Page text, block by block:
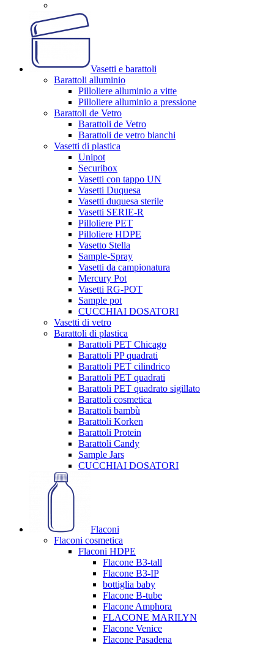
Vasetti e barattoli
Barattoli alluminio
Pilloliere alluminio a vitte
Pilloliere alluminio a pressione
Barattoli de Vetro
Barattoli de Vetro
Barattoli de vetro bianchi
Vasetti di plastica
Unipot
Securibox
Vasetti con tappo UN
Vasetti Duquesa
Vasetti duquesa sterile
Vasetti SERIE-R
Pilloliere PET
Pilloliere HDPE
Vasetto Stella
Sample-Spray
Vasetti da campionatura
Mercury Pot
Vasetti RG-POT
Sample pot
CUCCHIAI DOSATORI
Vasetti di vetro
Barattoli di plastica
Barattoli PET Chicago
Barattoli PP quadrati
Barattoli PET cilindrico
Barattoli PET quadrati
Barattoli PET quadrato sigillato
Barattoli cosmetica
Barattoli bambù
Barattoli Korken
Barattoli Protein
Barattoli Candy
Sample Jars
CUCCHIAI DOSATORI
Flaconi
Flaconi cosmetica
Flaconi HDPE
Flacone B3-tall
Flacone B3-IP
bottiglia baby
Flacone B-tube
Flacone Amphora
FLACONE MARILYN
Flacone Venice
Flacone Pasadena